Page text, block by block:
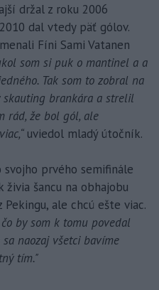
držal z roku 2006
dal vtedy päť gólov.
Fíni Sami Vatanen
som si puk o mantinel a a
Tak som to zobral na
skauting brankára a strelil
rád, že bol gól, ale
uviedol mladý útočník.
prvého semifinále
šancu na obhajobu
ale chcú ešte viac.
by som k tomu povedal
naozaj všetci bavíme
tím."